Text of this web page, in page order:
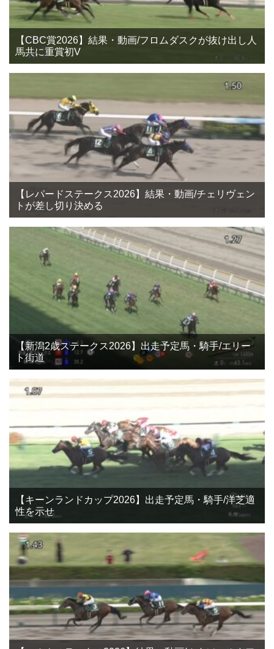
【CBC賞2026】結果・動画/フロムダスクが抜け出し人
馬共に重賞初V
【レパードステークス2026】結果・動画/チェリヴェン
トが差し切り決める
【新潟2歳ステークス2026】出走予定馬・騎手/エリー
ト街道
【キーンランドカップ2026】出走予定馬・騎手/洋芝適
性を示せ